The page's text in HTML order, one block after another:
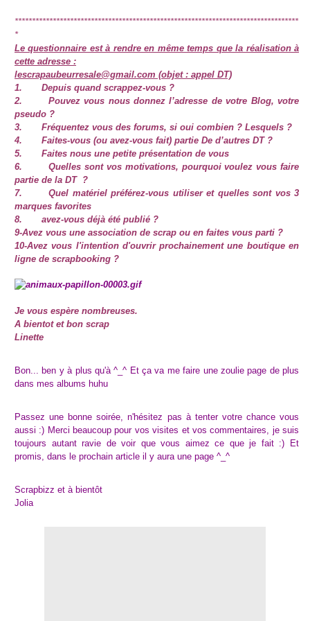
**********************************************************************************
*
Le questionnaire est à rendre en même temps que la réalisation à
cette adresse :
lescrapaubeurresale@gmail.com (objet : appel DT)
1. Depuis quand scrappez-vous ?
2. Pouvez vous nous donnez l’adresse de votre Blog, votre
pseudo ?
3. Fréquentez vous des forums, si oui combien ? Lesquels ?
4. Faites-vous (ou avez-vous fait) partie De d’autres DT ?
5. Faites nous une petite présentation de vous
6. Quelles sont vos motivations, pourquoi voulez vous faire
partie de la DT ?
7. Quel matériel préférez-vous utiliser et quelles sont vos 3
marques favorites
8. avez-vous déjà été publié ?
9-Avez vous une association de scrap ou en faites vous parti ?
10-Avez vous l'intention d'ouvrir prochainement une boutique en
ligne de scrapbooking ?
Je vous espère nombreuses.
A bientot et bon scrap
Linette
Bon... ben y à plus qu'à ^_^ Et ça va me faire une zoulie page de plus
dans mes albums huhu
Passez une bonne soirée, n'hésitez pas à tenter votre chance vous
aussi :) Merci beaucoup pour vos visites et vos commentaires, je suis
toujours autant ravie de voir que vous aimez ce que je fait :) Et
promis, dans le prochain article il y aura une page ^_^
Scrapbizz et à bientôt
Jolia